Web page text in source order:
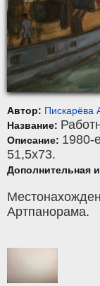
Автор: Пискарёва
Название:
Описание: 1980-
51,5x73.
Дополнительная
Артпанорама.